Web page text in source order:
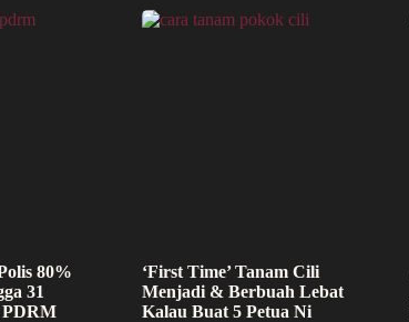
80%
31
PDRM
‘First Time’ Tanam Cili
Menjadi & Berbuah Lebat
Kalau Buat 5 Petua Ni